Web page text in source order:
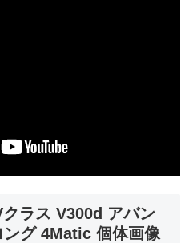
ラス V300d アバン
グ 4Matic 個体画像